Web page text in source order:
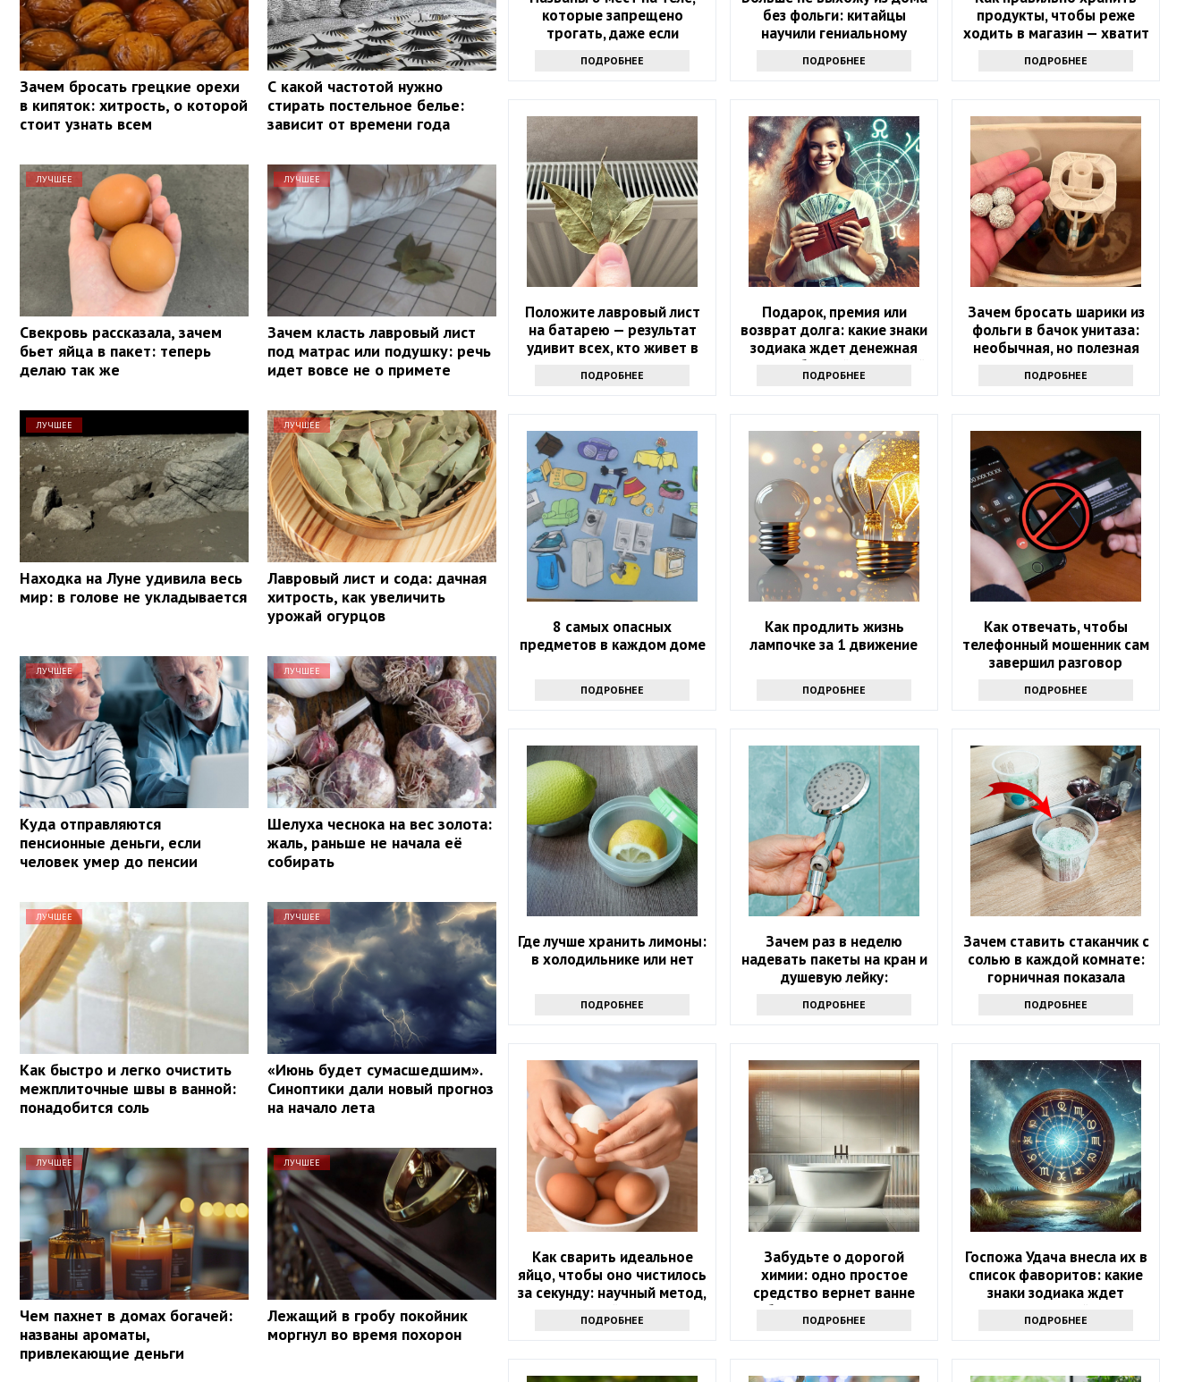
Зачем бросать грецкие орехи
в кипяток: хитрость, о которой
стоит узнать всем
С какой частотой нужно
стирать постельное белье:
зависит от времени года
ЛУЧШЕЕ
Свекровь рассказала, зачем
бьет яйца в пакет: теперь
делаю так же
ЛУЧШЕЕ
Зачем класть лавровый лист
под матрас или подушку: речь
идет вовсе не о примете
ЛУЧШЕЕ
Находка на Луне удивила весь
мир: в голове не укладывается
ЛУЧШЕЕ
Лавровый лист и сода: дачная
хитрость, как увеличить
урожай огурцов
ЛУЧШЕЕ
Куда отправляются
пенсионные деньги, если
человек умер до пенсии
ЛУЧШЕЕ
Шелуха чеснока на вес золота:
жаль, раньше не начала её
собирать
ЛУЧШЕЕ
Как быстро и легко очистить
межплиточные швы в ванной:
понадобится соль
ЛУЧШЕЕ
«Июнь будет сумасшедшим».
Синоптики дали новый прогноз
на начало лета
ЛУЧШЕЕ
Чем пахнет в домах богачей:
названы ароматы,
привлекающие деньги
ЛУЧШЕЕ
Лежащий в гробу покойник
моргнул во время похорон
которые запрещено
трогать, даже если
ПОДРОБНЕЕ
без фольги: китайцы
научили гениальному
ПОДРОБНЕЕ
продукты, чтобы реже
ходить в магазин — хватит
ПОДРОБНЕЕ
Положите лавровый лист
на батарею — результат
удивит всех, кто живет в
ПОДРОБНЕЕ
Подарок, премия или
возврат долга: какие знаки
зодиака ждет денежная
удача в ближайшие 5 дней
ПОДРОБНЕЕ
Зачем бросать шарики из
фольги в бачок унитаза:
необычная, но полезная
ПОДРОБНЕЕ
8 самых опасных
предметов в каждом доме
ПОДРОБНЕЕ
Как продлить жизнь
лампочке за 1 движение
ПОДРОБНЕЕ
Как отвечать, чтобы
телефонный мошенник сам
завершил разговор
ПОДРОБНЕЕ
Где лучше хранить лимоны:
в холодильнике или нет
ПОДРОБНЕЕ
Зачем раз в неделю
надевать пакеты на кран и
душевую лейку:
интересный лайфхак
ПОДРОБНЕЕ
Зачем ставить стаканчик с
солью в каждой комнате:
горничная показала
ПОДРОБНЕЕ
Как сварить идеальное
яйцо, чтобы оно чистилось
за секунду: научный метод,
основанный на физике
ПОДРОБНЕЕ
Забудьте о дорогой
химии: одно простое
средство вернет ванне
белизну за 10 минут
ПОДРОБНЕЕ
Госпожа Удача внесла их в
список фаворитов: какие
знаки зодиака ждет
ошеломительный успех в
ближайшие 10 дней
ПОДРОБНЕЕ